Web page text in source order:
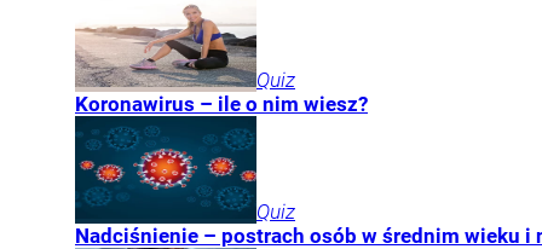
Quiz
Koronawirus – ile o nim wiesz?
Quiz
Nadciśnienie – postrach osób w średnim wieku i